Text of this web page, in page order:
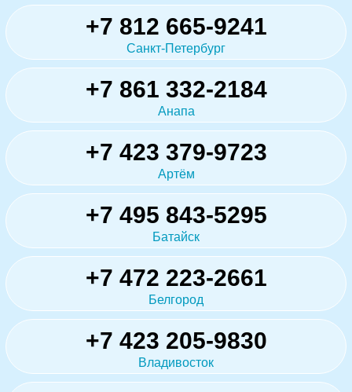
+7 812 665-9241
Санкт-Петербург
+7 861 332-2184
Анапа
+7 423 379-9723
Артём
+7 495 843-5295
Батайск
+7 472 223-2661
Белгород
+7 423 205-9830
Владивосток